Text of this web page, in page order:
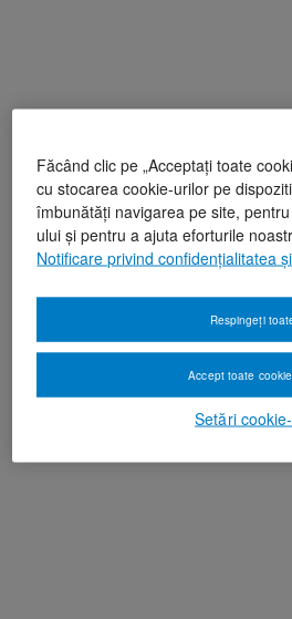
Făcând clic pe „Acceptați toate
cu stocarea cookie-urilor pe
îmbunătăți navigarea pe site,
ului și pentru a ajuta eforturile
Notificare privind confidențialitatea
Setări
Respingeți
Accept toate